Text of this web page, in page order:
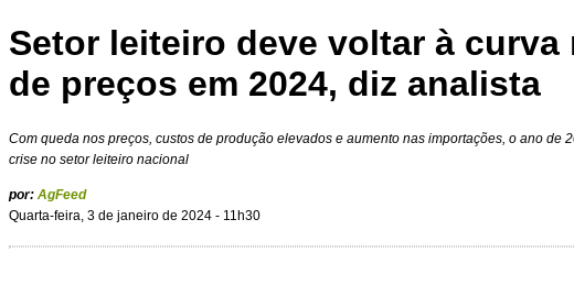
Setor leiteiro deve voltar à curva
de preços em 2024, diz analista
Com queda nos preços, custos de produção elevados e aumento nas importações, o ano de
crise no setor leiteiro nacional
por: AgFeed
Quarta-feira, 3 de janeiro de 2024 - 11h30